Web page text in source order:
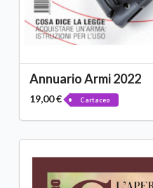
Annuario Armi 2022
19,00 € Cartaceo